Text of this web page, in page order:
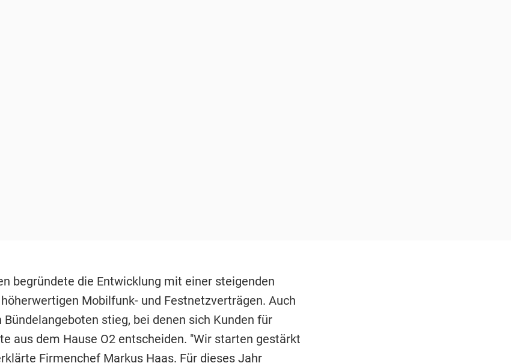
begründete die Entwicklung mit einer steigenden
Mobilfunk- und Festnetzverträgen. Auch
Bündelangeboten stieg, bei denen sich Kunden für
aus dem Hause O2 entscheiden. "Wir starten gestärkt
Firmenchef Markus Haas. Für dieses Jahr